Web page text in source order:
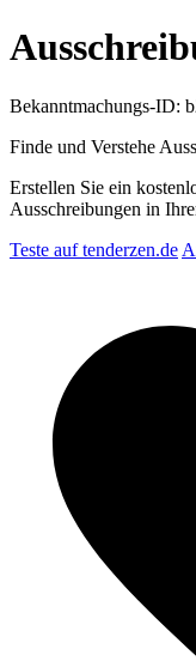
Bekanntmachungs-ID:
Finde und Verstehe
Erstellen Sie ein
Ausschreibungen in
Teste auf tenderzen.de